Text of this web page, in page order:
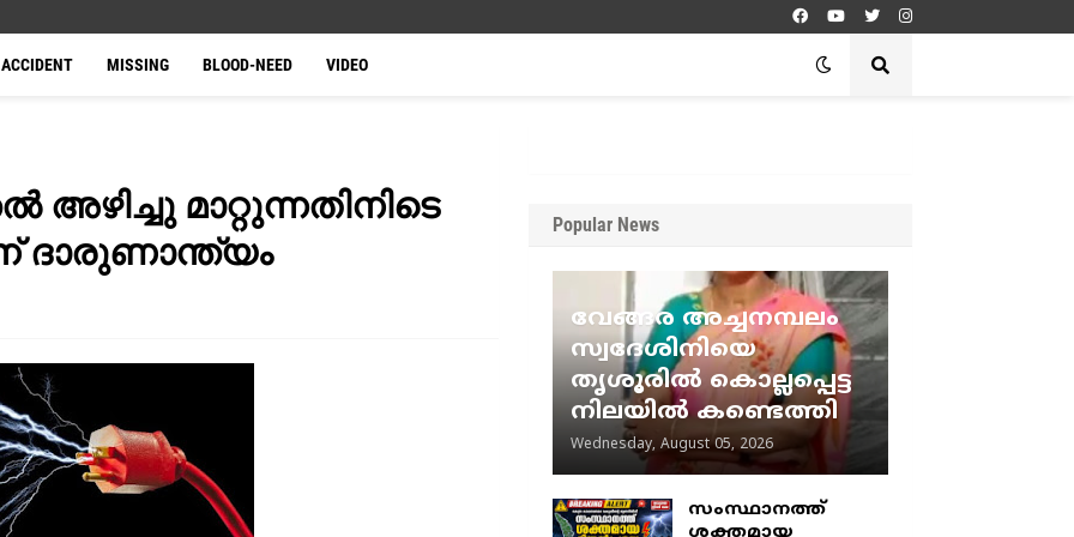
ACCIDENT MISSING BLOOD-NEED VIDEO
അഴിച്ചു മാറ്റുന്നതിനിടെ
ദാരുണാന്ത്യം
Popular News
വേങ്ങര അച്ചനമ്പലം
സ്വദേശിനിയെ
തൃശൂരിൽ കൊല്ലപ്പെട്ട
നിലയിൽ കണ്ടെത്തി
Wednesday, August 05, 2026
സംസ്ഥാനത്ത്